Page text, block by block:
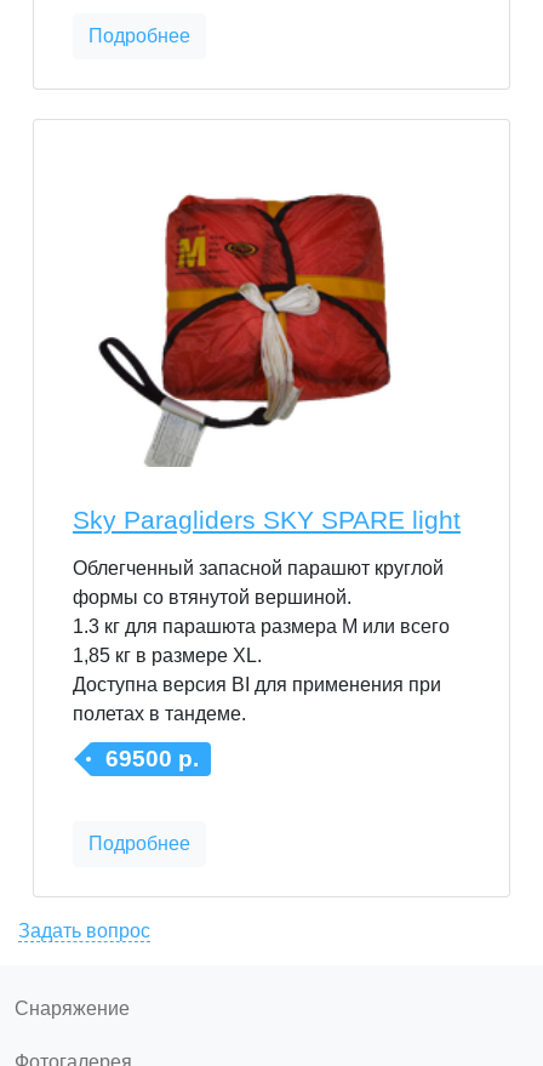
Подробнее
Sky Paragliders SKY SPARE light
Облегченный запасной парашют круглой
формы со втянутой вершиной.
1.3 кг для парашюта размера М или всего
1,85 кг в размере XL.
Доступна версия BI для применения при
полетах в тандеме.
69500 р.
Подробнее
Задать вопрос
Снаряжение
Фотогалерея